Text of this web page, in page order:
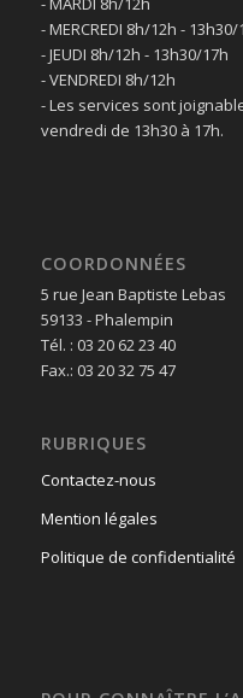
- MERCREDI 8h/12h - 13h30/
- JEUDI 8h/12h - 13h30/17h
- VENDREDI 8h/12h
- Les services sont
vendredi de 13h30 à 17h.
COORDONNÉES
5 rue Jean Baptiste Lebas
59133 - Phalempin
Tél. : 03 20 62 23 40
Fax.: 03 20 32 75 47
RUBRIQUES
Contactez-nous
Mention légales
Politique de confidentialité